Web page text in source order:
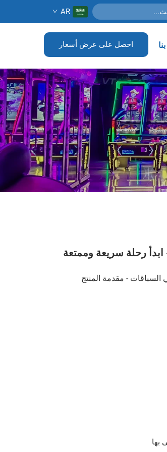
AR
احصل على عرض أسعار
ابدأ رحلة سريعة وممتعة
السباقات - مقدمة المنتج
بها